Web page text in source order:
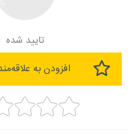
تایید شده
افزودن به